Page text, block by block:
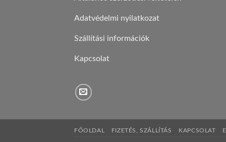
Adatvédelmi nyilatkozat
Szállítási információk
Kapcsolat
FŐOLDAL FIZETÉS, SZÁLLÍTÁS KAPCSOLAT